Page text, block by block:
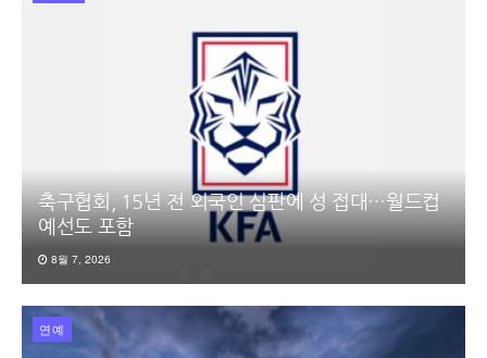
축구협회, 15년 전 외국인 심판에 성 접대…월드컵
예선도 포함
8월 7, 2026
연예